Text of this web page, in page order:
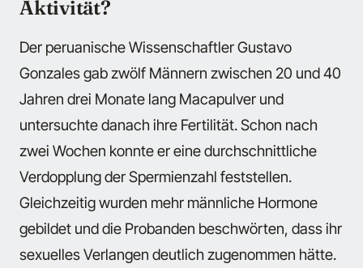
Aktivität?
Der peruanische Wissenschaftler Gustavo
Gonzales gab zwölf Männern zwischen 20 und 40
Jahren drei Monate lang Macapulver und
untersuchte danach ihre Fertilität. Schon nach
zwei Wochen konnte er eine durchschnittliche
Verdopplung der Spermienzahl feststellen.
Gleichzeitig wurden mehr männliche Hormone
gebildet und die Probanden beschwörten, dass ihr
sexuelles Verlangen deutlich zugenommen hätte.